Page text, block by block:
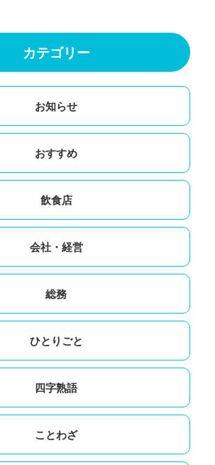
カテゴリー
お知らせ
おすすめ
飲食店
会社・経営
総務
ひとりごと
四字熟語
ことわざ